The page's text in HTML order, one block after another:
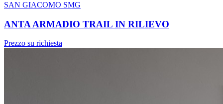
SAN GIACOMO SMG
ANTA ARMADIO TRAIL IN RILIEVO
Prezzo su richiesta